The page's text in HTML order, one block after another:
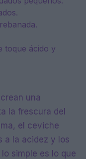
toque ácido y
una
la frescura del
el ceviche
a la acidez y los
simple es lo que